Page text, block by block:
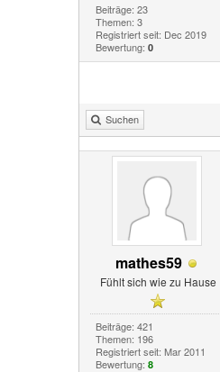
Beiträge: 23
Themen: 3
Registriert seit: Dec 2019
Bewertung: 0
Suchen
mathes59
Fühlt sich wie zu Hause
Beiträge: 421
Themen: 196
Registriert seit: Mar 2011
Bewertung: 8